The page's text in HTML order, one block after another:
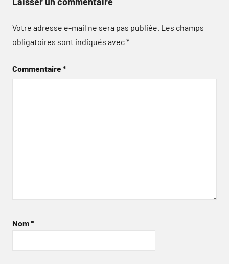
Votre adresse e-mail ne sera pas publiée. Les champs
obligatoires sont indiqués avec*
Commentaire*
Nom*